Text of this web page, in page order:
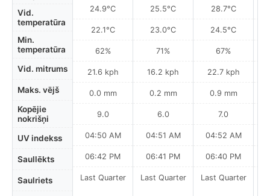
Vid.
temperatūra
Min.
temperatūra
Vid. mitrums
Maks. vējš
Kopējie
nokrišņi
UV indekss
Saullēkts
Saulriets
24.9°C
22.1°C
62%
21.6 kph
0.0 mm
9.0
04:50 AM
06:42 PM
Last Quarter
25.5°C
23.0°C
71%
16.2 kph
0.2 mm
6.0
04:51 AM
06:41 PM
Last Quarter
28.7°C
24.5°C
67%
22.7 kph
0.9 mm
7.0
04:52 AM
06:40 PM
Last Quarter